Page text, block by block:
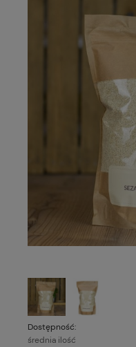
Dostępność:
średnia ilość